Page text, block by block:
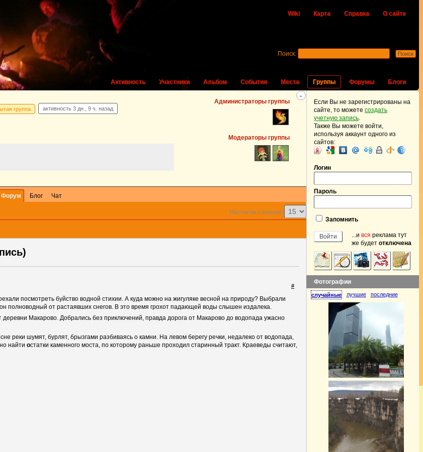
Wiki Карта Справка О сайте
Активность Участники Альбом События Места Группы Форумы Блоги
Поиск:
-
Администраторы группы
Модераторы группы
группа активность 3 дн., 9 ч. назад
Форум Блог
Чат
Постов на странице:
посмотреть буйство водной стихии. А куда можно на жигуляке весной на природу? Выбрали
полноводный от растаявших снегов. В это время грохот падающей воды слышен издалека.
Макарово. Добрались без приключений, правда дорога от Макарово до водопада ужасно
реки шумят, бурлят, брызгами разбиваясь о камни. На левом берегу речки, недалеко от водопада,
найти остатки каменного моста, по которому раньше проходил старинный тракт. Краеведы считают,
#
Если Вы не зарегистрированы на
сайте, то можете создать
учетную запись.
Также Вы можете войти,
используя аккаунт одного из
сайтов:
Логин
Пароль
Запомнить
...и вся реклама тут
же будет отключена
Фотографии
случайные лучшие последние